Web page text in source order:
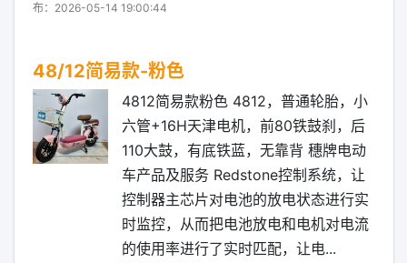
布：2026-05-14 19:00:44
48/12简易款-粉色
4812简易款粉色 4812，普通轮胎，小
六管+16H天津电机，前80铁鼓刹，后
110大鼓，有底铁蓝，无靠背 穗牌电动
车产品及服务 Redstone控制系统，让
控制器主芯片对电池的放电状态进行实
时监控，从而把电池放电和电机对电流
的使用率进行了实时匹配，让电...